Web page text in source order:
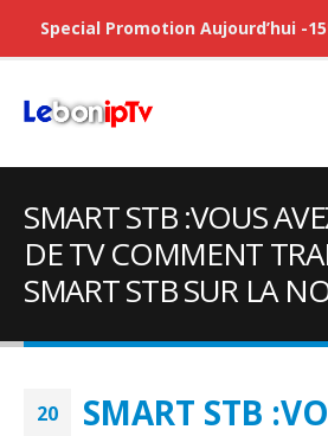
SMART STB :VOUS
DE TV COMMENT
SMART STB SUR LA
20
SMART STB
Special Promotion Aujourd’hui -